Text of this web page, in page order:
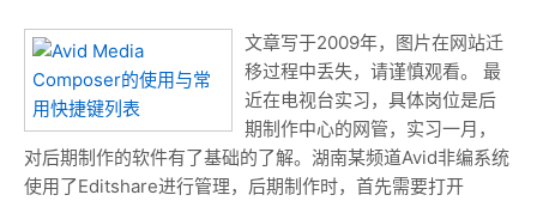
文章写于2009年，图片在网站迁
移过程中丢失，请谨慎观看。 最
近在电视台实习，具体岗位是后
期制作中心的网管，实习一月，
对后期制作的软件有了基础的了解。湖南某频道Avid非编系统
使用了Editshare进行管理，后期制作时，首先需要打开